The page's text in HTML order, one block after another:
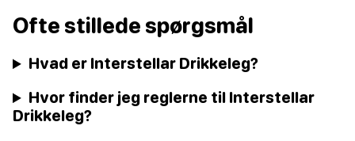
Ofte stillede spørgsmål
Hvad er Interstellar Drikkeleg?
Hvor finder jeg reglerne til Interstellar
Drikkeleg?